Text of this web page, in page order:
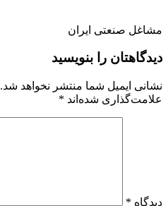
مشاغل صنعتی ایران
دیدگاهتان را بنویسید
نشانی ایمیل شما منتشر نخواهد شد.
علامت‌گذاری شده‌اند *
دیدگاه *